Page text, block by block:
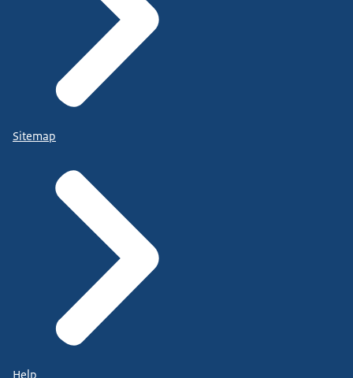
Sitemap
Help